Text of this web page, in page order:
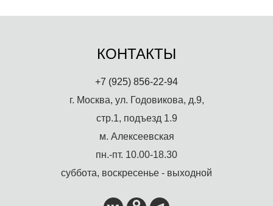
КОНТАКТЫ
+7 (925) 856-22-94
г. Москва, ул. Годовикова, д.9,
стр.1, подъезд 1.9
м. Алексеевская
пн.-пт. 10.00-18.30
суббота, воскресенье - выходной